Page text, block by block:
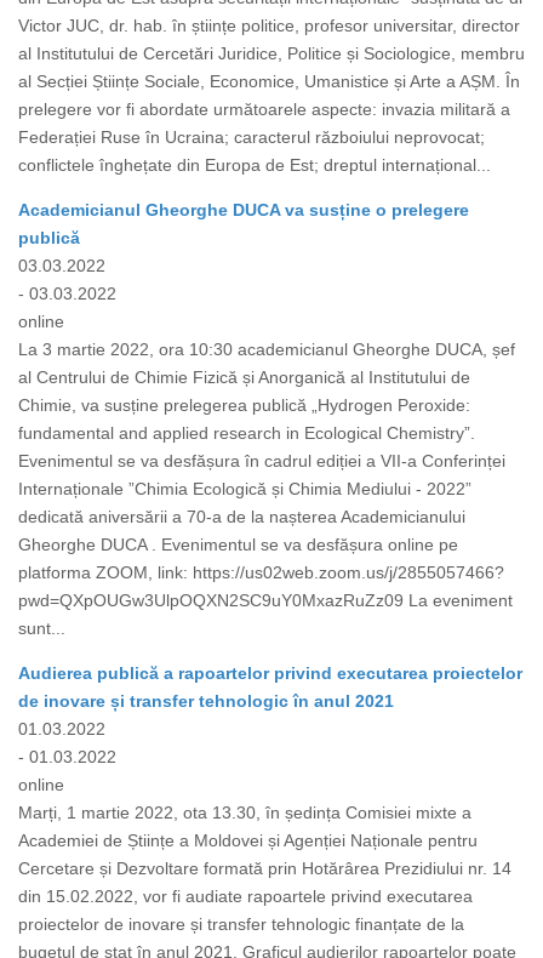
Victor JUC, dr. hab. în științe politice, profesor universitar, director
al Institutului de Cercetări Juridice, Politice și Sociologice, membru
al Secției Științe Sociale, Economice, Umanistice și Arte a AȘM. În
prelegere vor fi abordate următoarele aspecte: invazia militară a
Federației Ruse în Ucraina; caracterul războiului neprovocat;
conflictele înghețate din Europa de Est; dreptul internațional...
Academicianul Gheorghe DUCA va susține o prelegere
publică
03.03.2022
- 03.03.2022
online
La 3 martie 2022, ora 10:30 academicianul Gheorghe DUCA, șef
al Centrului de Chimie Fizică și Anorganică al Institutului de
Chimie, va susține prelegerea publică „Hydrogen Peroxide:
fundamental and applied research in Ecological Chemistry”.
Evenimentul se va desfășura în cadrul ediției a VII-a Conferinței
Internaționale ”Chimia Ecologică și Chimia Mediului - 2022”
dedicată aniversării a 70-a de la nașterea Academicianului
Gheorghe DUCA . Evenimentul se va desfășura online pe
platforma ZOOM, link: https://us02web.zoom.us/j/2855057466?
pwd=QXpOUGw3UlpOQXN2SC9uY0MxazRuZz09 La eveniment
sunt...
Audierea publică a rapoartelor privind executarea proiectelor
de inovare și transfer tehnologic în anul 2021
01.03.2022
- 01.03.2022
online
Marți, 1 martie 2022, ota 13.30, în ședința Comisiei mixte a
Academiei de Științe a Moldovei și Agenției Naționale pentru
Cercetare și Dezvoltare formată prin Hotărârea Prezidiului nr. 14
din 15.02.2022, vor fi audiate rapoartele privind executarea
proiectelor de inovare și transfer tehnologic finanțate de la
bugetul de stat în anul 2021. Graficul audierilor rapoartelor poate